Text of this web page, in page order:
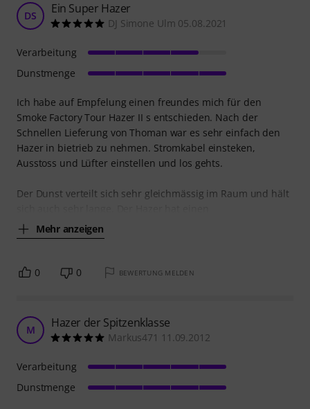
DS Ein Super Hazer
DJ Simone Ulm 05.08.2021
Ich habe auf Empfelung einen freundes mich für den
Smoke Factory Tour Hazer II s entschieden. Nach der
Schnellen Lieferung von Thoman war es sehr einfach den
Hazer in bietrieb zu nehmen. Stromkabel einsteken,
Ausstoss und Lüfter einstellen und los gehts.
Der Dunst verteilt sich sehr gleichmässig im Raum und hält
Mehr anzeigen
Verarbeitung
Dunstmenge
0 0 BEWERTUNG MELDEN
M Hazer der Spitzenklasse
Markus471 11.09.2012
Verarbeitung
Dunstmenge